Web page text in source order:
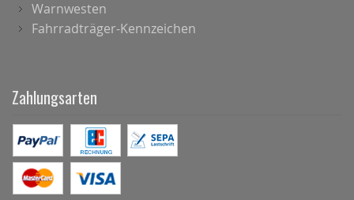
Warnwesten
Fahrradträger-Kennzeichen
Zahlungsarten